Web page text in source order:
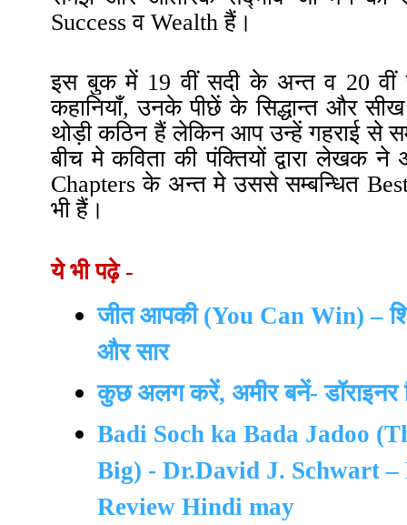
Success व Wealth हैं।
इस बुक में 19 वीं सदी के अन्त व 20
कहानियाँ, उनके पीछें के सिद्धान्त और
थोड़ी कठिन हैं लेकिन आप उन्हें गहराई
बीच मे कविता की पंक्तियों द्वारा लेखक
Chapters के अन्त मे उससे सम्बन्धित
भी हैं।
ये भी पढ़े -
जीत आपकी (You Can Win) –
और सार
कुछ अलग करें, अमीर बनें-
Badi Soch ka Bada Jadoo
Big) - Dr.David J. Schwart –
Review Hindi may